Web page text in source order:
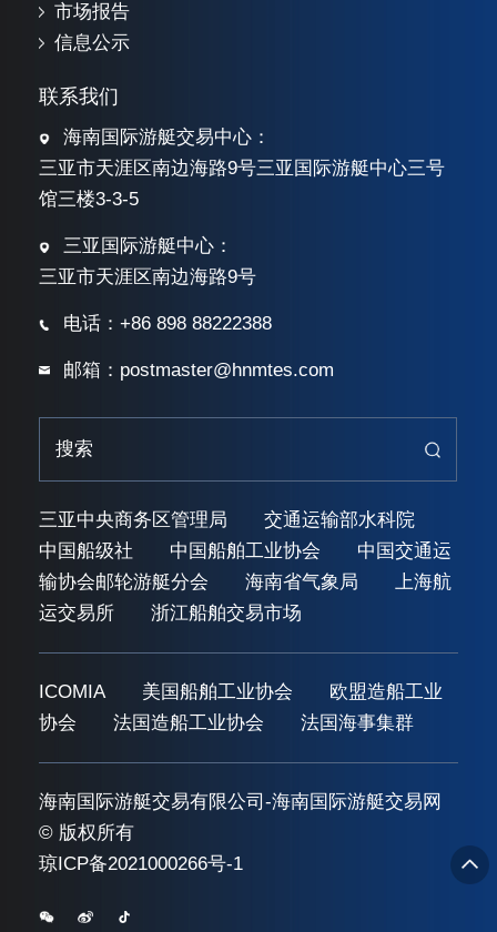
市场报告
信息公示
联系我们
海南国际游艇交易中心：
三亚市天涯区南边海路9号三亚国际游艇中心三号
馆三楼3-3-5
三亚国际游艇中心：
三亚市天涯区南边海路9号
电话：+86 898 88222388
邮箱：postmaster@hnmtes.com
三亚中央商务区管理局
交通运输部水科院
中国船级社
中国船舶工业协会
中国交通运
输协会邮轮游艇分会
海南省气象局
上海航
运交易所
浙江船舶交易市场
ICOMIA 美国船舶工业协会
欧盟造船工业
协会
法国造船工业协会 法国海事集群
海南国际游艇交易有限公司-海南国际游艇交易网
© 版权所有
琼ICP备2021000266号-1